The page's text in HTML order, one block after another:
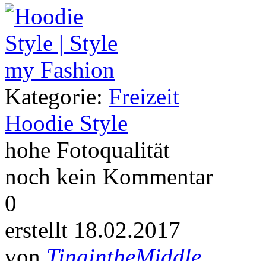
Kategorie: Freizeit
Hoodie Style
hohe Fotoqualität
noch kein Kommentar
0
erstellt 18.02.2017